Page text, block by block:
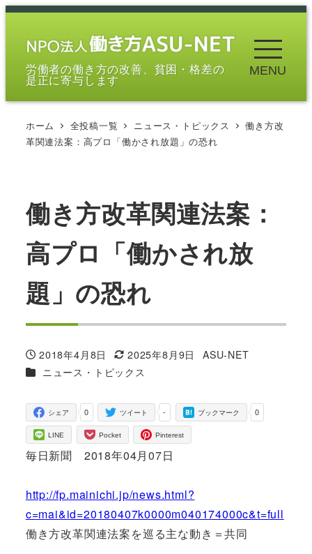
メ
労働者の働き方の改善、貧困・格差の
是正に寄与します
MENU
ホーム 全投稿一覧 ニュース・トピックス
働き方改
革関連法案：高プロ「働かされ放題」の恐れ
働き方改革関連法案：
高プロ「働かされ放
題」の恐れ
投稿日
2018年4月8日
更新日
2025年8月9日
著
ASU-NET
カテゴリー
ニュース・トピックス
0
シェア -
ツイート 0
ブックマーク
LINE Pocket Pinterest
毎日新聞 2018年04月07日
http://fp.mainichi.jp/news.html?
c=mai&id=20180407k0000m040174000c&t=full
働き方改革関連法案を巡る主な動き＝共同